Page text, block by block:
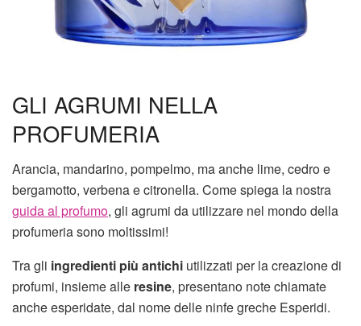
GLI AGRUMI NELLA
PROFUMERIA
Arancia, mandarino, pompelmo, ma anche lime, cedro e
bergamotto, verbena e citronella. Come spiega la nostra
guida al profumo, gli agrumi da utilizzare nel mondo della
profumeria sono moltissimi!
Tra gli ingredienti più antichi utilizzati per la creazione di
profumi, insieme alle resine, presentano note chiamate
anche esperidate, dal nome delle ninfe greche Esperidi.